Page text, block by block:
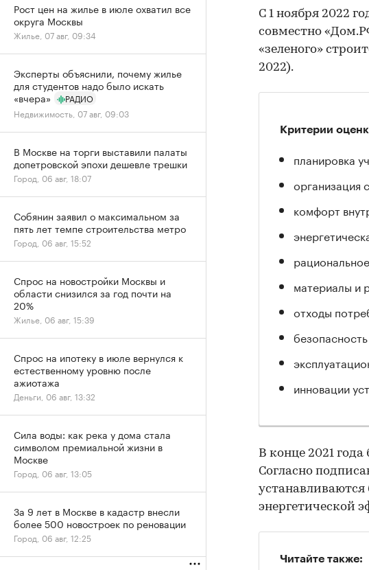
C 1 ноября 2022
совместно
«зеленого»
2022).
Критерии
планировка
организация
комфорт
материалы и
отходы
инновации
В конце 2021 года
Согласно
устанавливаются
энергетической
Читайте также:
Рост цен на жилье в июле охватил все
округа Москвы
Жилье, 07 авг, 09:34
Эксперты объяснили, почему жилье
для студентов надо было искать
«вчера»
РАДИО
Недвижимость, 07 авг, 09:03
В Москве на торги выставили палаты
допетровской эпохи дешевле трешки
Город, 06 авг, 18:07
Собянин заявил о максимальном за
пять лет темпе строительства метро
Город, 06 авг, 15:52
Спрос на новостройки Москвы и
области снизился за год почти на
20%
Жилье, 06 авг, 15:39
Спрос на ипотеку в июле вернулся к
естественному уровню после
ажиотажа
Деньги, 06 авг, 13:32
Сила воды: как река у дома стала
символом премиальной жизни в
Москве
Город, 06 авг, 13:05
За 9 лет в Москве в кадастр внесли
более 500 новостроек по реновации
Город, 06 авг, 12:25